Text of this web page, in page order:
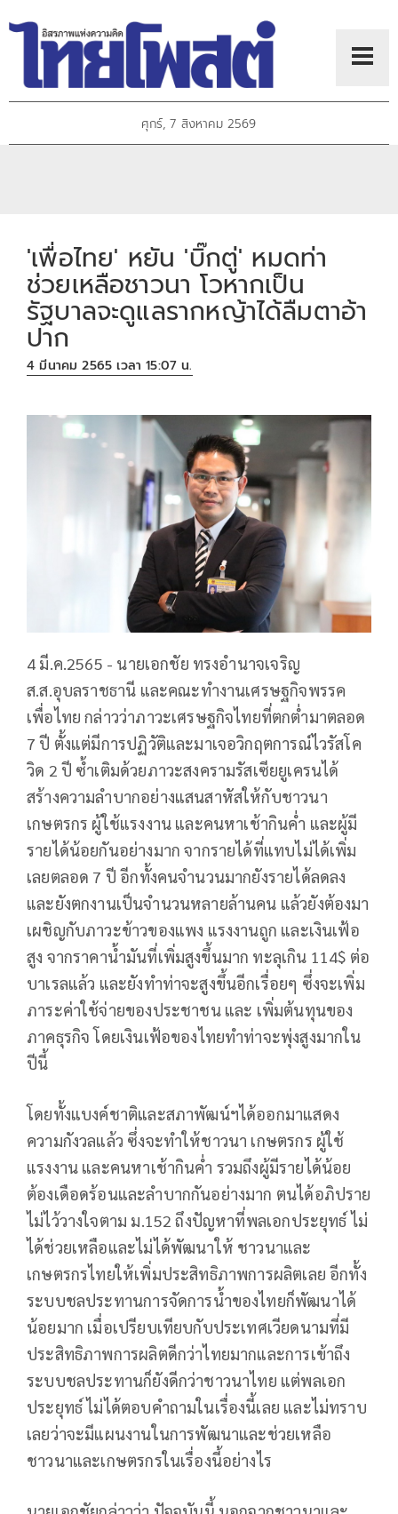
ศุกร์, 7 สิงหาคม 2569
'เพื่อไทย' หยัน 'บิ๊กตู่' หมดท่า
ช่วยเหลือชาวนา โวหากเป็น
รัฐบาลจะดูแลรากหญ้าได้ลืมตาอ้า
ปาก
4 มีนาคม 2565 เวลา 15:07 น.
4 มี.ค.2565 - นายเอกชัย ทรงอำนาจเจริญ
ส.ส.อุบลราชธานี และคณะทำงานเศรษฐกิจพรรค
เพื่อไทย กล่าวว่าภาวะเศรษฐกิจไทยที่ตกต่ำมาตลอด
7 ปี ตั้งแต่มีการปฏิวัติและมาเจอวิกฤตการณ์ไวรัสโค
วิด 2 ปี ซ้ำเติมด้วยภาวะสงครามรัสเซียยูเครนได้
สร้างความลำบากอย่างแสนสาหัสให้กับชาวนา
เกษตรกร ผู้ใช้แรงงาน และคนหาเช้ากินค่ำ และผู้มี
รายได้น้อยกันอย่างมาก จากรายได้ที่แทบไม่ได้เพิ่ม
เลยตลอด 7 ปี อีกทั้งคนจำนวนมากยังรายได้ลดลง
และยังตกงานเป็นจำนวนหลายล้านคน แล้วยังต้องมา
เผชิญกับภาวะข้าวของแพง แรงงานถูก และเงินเฟ้อ
สูง จากราคาน้ำมันที่เพิ่มสูงขึ้นมาก ทะลุเกิน 114$ ต่อ
บาเรลแล้ว และยังทำท่าจะสูงขึ้นอีกเรื่อยๆ ซึ่งจะเพิ่ม
ภาระค่าใช้จ่ายของประชาชน และ เพิ่มต้นทุนของ
ภาคธุรกิจ โดยเงินเฟ้อของไทยทำท่าจะพุ่งสูงมากใน
ปีนี้
โดยทั้งแบงค์ชาติและสภาพัฒน์ฯได้ออกมาแสดง
ความกังวลแล้ว ซึ่งจะทำให้ชาวนา เกษตรกร ผู้ใช้
แรงงาน และคนหาเช้ากินค่ำ รวมถึงผู้มีรายได้น้อย
ต้องเดือดร้อนและลำบากกันอย่างมาก ตนได้อภิปราย
ไม่ไว้วางใจตาม ม.152 ถึงปัญหาที่พลเอกประยุทธ์ ไม่
ได้ช่วยเหลือและไม่ได้พัฒนาให้ ชาวนาและ
เกษตรกรไทยให้เพิ่มประสิทธิภาพการผลิตเลย อีกทั้ง
ระบบชลประทานการจัดการน้ำของไทยก็พัฒนาได้
น้อยมาก เมื่อเปรียบเทียบกับประเทศเวียดนามที่มี
ประสิทธิภาพการผลิตดีกว่าไทยมากและการเข้าถึง
ระบบชลประทานก็ยังดีกว่าชาวนาไทย แต่พลเอก
ประยุทธ์ ไม่ได้ตอบคำถามในเรื่องนี้เลย และไม่ทราบ
เลยว่าจะมีแผนงานในการพัฒนาและช่วยเหลือ
ชาวนาและเกษตรกรในเรื่องนี้อย่างไร